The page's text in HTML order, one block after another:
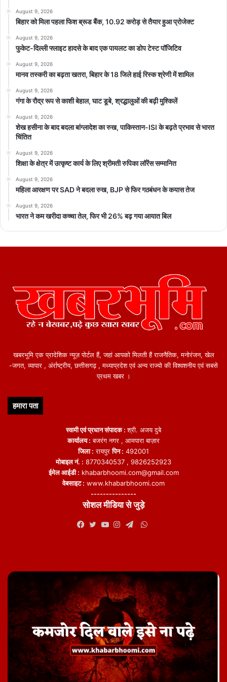
प्रोड्यूसर हैं।
पेड्डी को नॉर्थ इंडिया में जियो स्टूडियोज रिलीज करेगा। धुरंधर, धुरंधर द रिवेंज
जबरदस्त उम्मीदें हैं। फिल्म का वर्ल्ड प्रीमियर 3 जून 2026 को होगा, जबकि 4
top-news
August 9, 2026
बिहार को मिला पहला फिश ब्रूड बैंक, 10.92 करोड़ से तैयार हुआ प्रोजेक्ट
August 9, 2026
फुकेट-दिल्ली फ्लाइट हादसे के बाद एक पायलट का डोप टेस्ट पॉजिटिव
August 9, 2026
मानव तस्करी का बढ़ता खतरा, बिहार के 18 जिले हाई रिस्क श्रेणी में शामिल
August 9, 2026
गंगा के रौद्र रूप से काशी बेहाल, घाट डूबे, श्रद्धालुओं की बढ़ी मुश्किलें
August 9, 2026
शेख हसीना के बाद बदला बांग्लादेश का रुख, पाकिस्तान-ISI के बढ़ते प्रभाव से भारत
चिंतित
August 9, 2026
शिक्षा के क्षेत्र में उत्कृष्ट कार्य के लिए श्रीमती रुपिका लॉरेंस सम्मानित
August 9, 2026
महिला आरक्षण पर SAD ने बदला रुख, BJP से फिर गठबंधन के कयास तेज
August 9, 2026
भारत ने कम खरीदा कच्चा तेल, फिर भी 26% बढ़ गया आयात बिल
खबरभूमि एक प्रादेशिक न्यूज़ पोर्टल हैं, जहां आपको मिलती हैं राजनैतिक, मनोरंजन, खेल
-जगत, व्यापार , अंर्राष्ट्रीय, छत्तीसगढ़ , मध्याप्रदेश एवं अन्य राज्यो की विश्वशनीय एवं सबसे
प्रथम खबर ।
हमारा पता
स्वामी एवं प्रधान संपादक :श्री. अजय दुबे
कार्यालय : बजरंग नगर , आमपारा बाज़ार
जिला : रायपुरपिन : 492001
मोबाइल नं. : 8770340537 , 9826252923
ईमेल आईडी : khabarbhoomi.com@gmail.com
वेबसाइट : www.khabarbhoomi.com
---------------
सोशल मीडिया से जुड़े
WhatsApp